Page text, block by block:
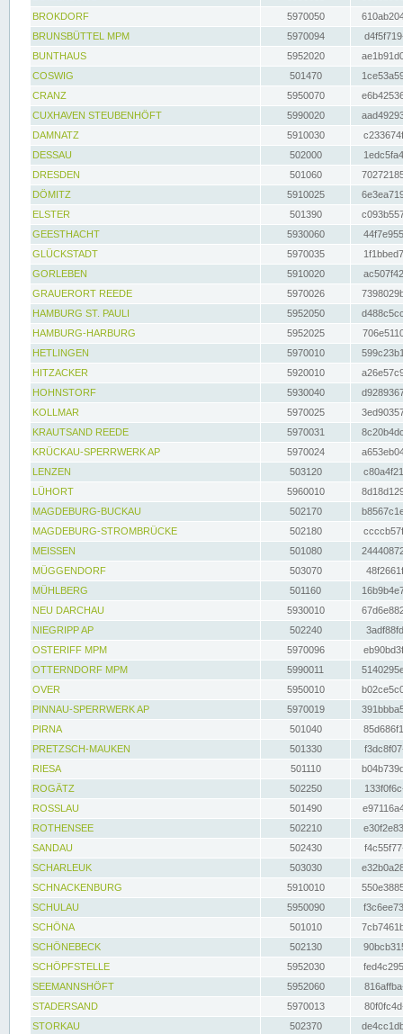
BROKDORF
5970050
BRUNSBÜTTEL MPM
5970094
BUNTHAUS
5952020
COSWIG
501470
CRANZ
5950070
CUXHAVEN STEUBENHÖFT
5990020
DAMNATZ
5910030
DESSAU
502000
DRESDEN
501060
DÖMITZ
5910025
ELSTER
501390
GEESTHACHT
5930060
GLÜCKSTADT
5970035
GORLEBEN
5910020
GRAUERORT REEDE
5970026
HAMBURG ST. PAULI
5952050
HAMBURG-HARBURG
5952025
HETLINGEN
5970010
HITZACKER
5920010
HOHNSTORF
5930040
KOLLMAR
5970025
KRAUTSAND REEDE
5970031
KRÜCKAU-SPERRWERK AP
5970024
LENZEN
503120
LÜHORT
5960010
MAGDEBURG-BUCKAU
502170
MAGDEBURG-STROMBRÜCKE
502180
MEISSEN
501080
MÜGGENDORF
503070
MÜHLBERG
501160
NEU DARCHAU
5930010
NIEGRIPP AP
502240
OSTERIFF MPM
5970096
OTTERNDORF MPM
5990011
OVER
5950010
PINNAU-SPERRWERK AP
5970019
PIRNA
501040
PRETZSCH-MAUKEN
501330
RIESA
501110
ROGÄTZ
502250
ROSSLAU
501490
ROTHENSEE
502210
SANDAU
502430
SCHARLEUK
503030
SCHNACKENBURG
5910010
SCHULAU
5950090
SCHÖNA
501010
SCHÖNEBECK
502130
SCHÖPFSTELLE
5952030
SEEMANNSHÖFT
5952060
STADERSAND
5970013
STORKAU
502370